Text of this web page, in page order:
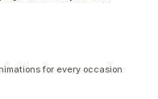
for every occasion